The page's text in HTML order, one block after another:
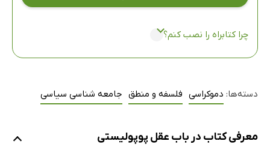
چرا کتابراه را نصب کنم؟
دسته‌ها: دموکراسی فلسفه و منطق جامعه شناسی سیاسی
معرفی کتاب در باب عقل پوپولیستی